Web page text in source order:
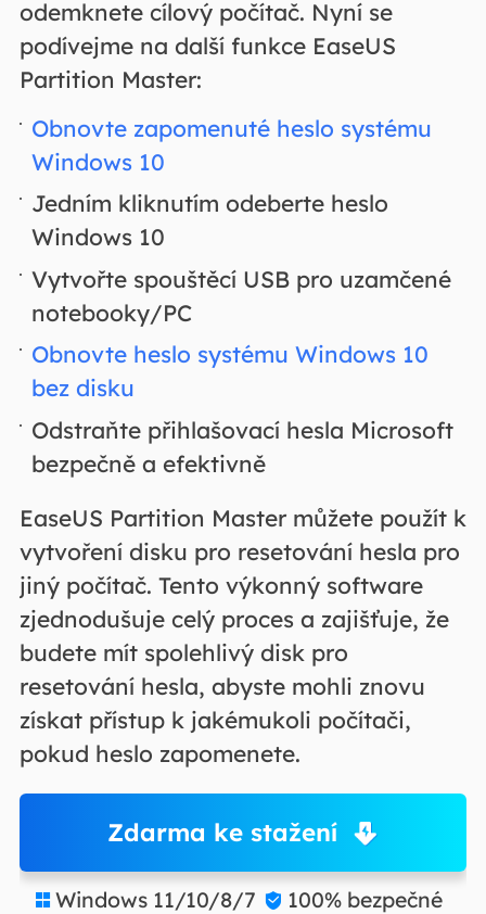
odemknete cílový počítač. Nyní se
podívejme na další funkce EaseUS
Partition Master:
Obnovte zapomenuté heslo systému
Windows 10
Jedním kliknutím odeberte heslo
Windows 10
Vytvořte spouštěcí USB pro uzamčené
notebooky/PC
Obnovte heslo systému Windows 10
bez disku
Odstraňte přihlašovací hesla Microsoft
bezpečně a efektivně
EaseUS Partition Master můžete použít k
vytvoření disku pro resetování hesla pro
jiný počítač. Tento výkonný software
zjednodušuje celý proces a zajišťuje, že
budete mít spolehlivý disk pro
resetování hesla, abyste mohli znovu
získat přístup k jakémukoli počítači,
pokud heslo zapomenete.
Zdarma ke stažení
 Windows 11/10/8/7  100% bezpečné